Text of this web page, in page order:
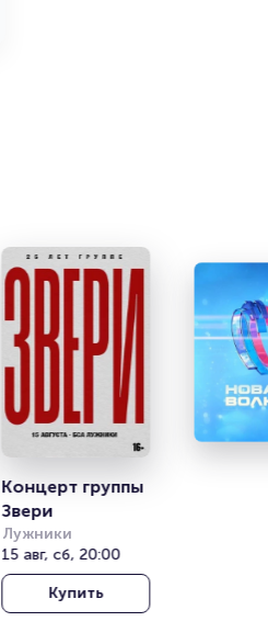
Концерт группы
Звери
Лужники
15 авг, сб, 20:00
Купить